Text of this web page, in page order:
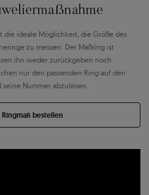
die ideale Möglichkeit, die Größe des
zu messen. Der Maßring ist
ihn weder zurückgeben noch
nur den passenden Ring auf den
Nummer abzulesen.
bestellen